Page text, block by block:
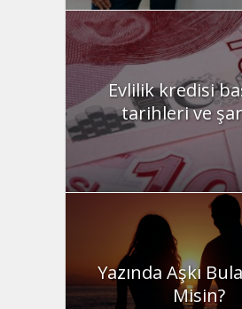
Evlilik kredisi
tarihleri ve
Yazında Aşkı
Misin?